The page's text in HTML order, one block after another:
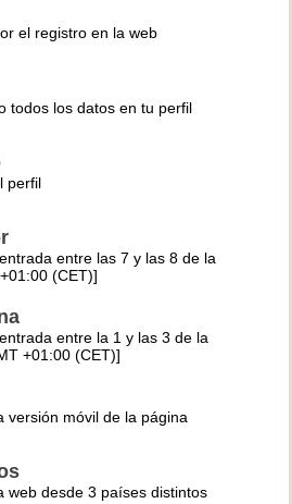
el registro en la web
todos los datos en tu perfil
perfil
entre las 7 y las 8 de la
(CET)]
entre la 1 y las 3 de la
+01:00 (CET)]
versión móvil de la página
web desde 3 países distintos